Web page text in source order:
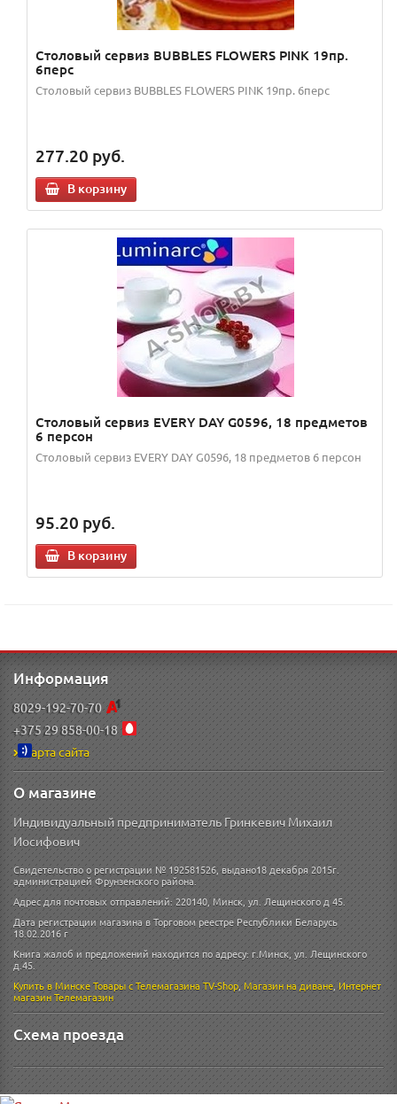
Столовый сервиз BUBBLES FLOWERS PINK 19пр.
6перс
Столовый сервиз BUBBLES FLOWERS PINK 19пр. 6перс
277.20 руб.
В корзину
Столовый сервиз EVERY DAY G0596, 18 предметов
6 персон
Столовый сервиз EVERY DAY G0596, 18 предметов 6 персон
95.20 руб.
В корзину
Информация
8029-192-70-70
+375 29 858-00-18
Карта сайта
О магазине
Индивидуальный предприниматель Гринкевич Михаил
Иосифович
Свидетельство о регистрации № 192581526, выдано18 декабря 2015г.
администрацией Фрунзенского района.
Адрес для почтовых отправлений: 220140, Минск, ул. Лещинского д 45.
Дата регистрации магазина в Торговом реестре Республики Беларусь
18.02.2016 г
Книга жалоб и предложений находится по адресу: г.Минск, ул. Лещинского
д.45.
Купить в МинскеТовары с Телемагазина TV-Shop,Магазин на диване,Интернет
магазинТелемагазин
Схема проезда